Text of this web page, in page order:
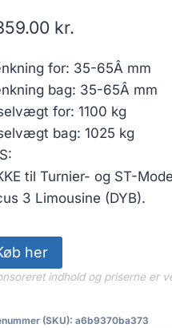
kr.
for: 35-65Â mm
bag: 35-65Â mm
for: 1100 kg
bag: 1025 kg
til Turnier- og ST-
3 Limousine (DYB).
her
indhold og priserne er
(SKU): a6b9370ba373